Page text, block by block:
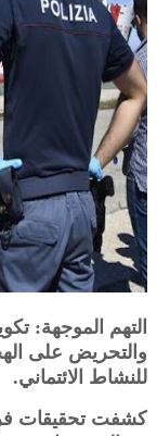
التهم الموجهة:
والتحريض على
للنشاط الائتماني.
كشفت تحقيقات